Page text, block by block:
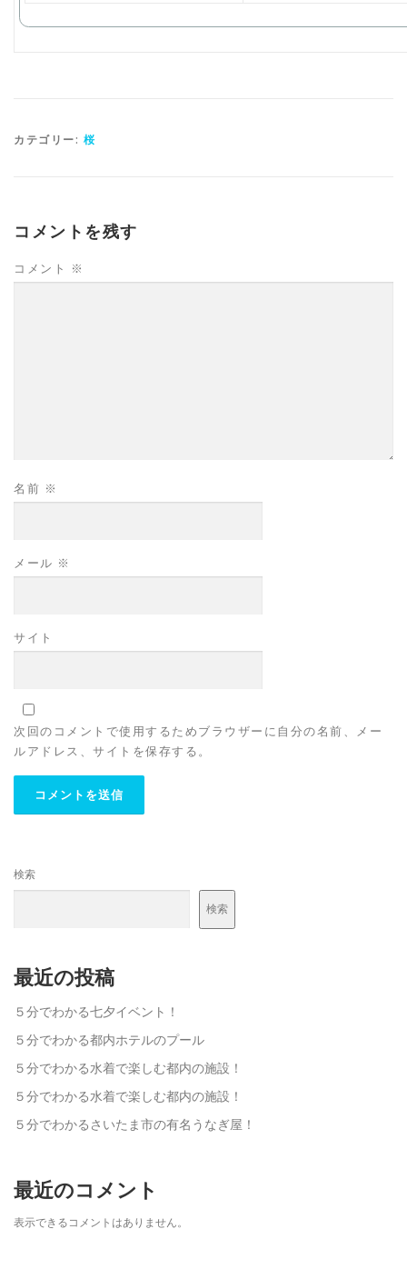
カテゴリー: 桜
コメントを残す
コメント ※
名前 ※
メール ※
サイト
次回のコメントで使用するためブラウザーに自分の名前、メー
ルアドレス、サイトを保存する。
検索
検索
最近の投稿
５分でわかる七夕イベント！
５分でわかる都内ホテルのプール
５分でわかる水着で楽しむ都内の施設！
５分でわかる水着で楽しむ都内の施設！
５分でわかるさいたま市の有名うなぎ屋！
最近のコメント
表示できるコメントはありません。